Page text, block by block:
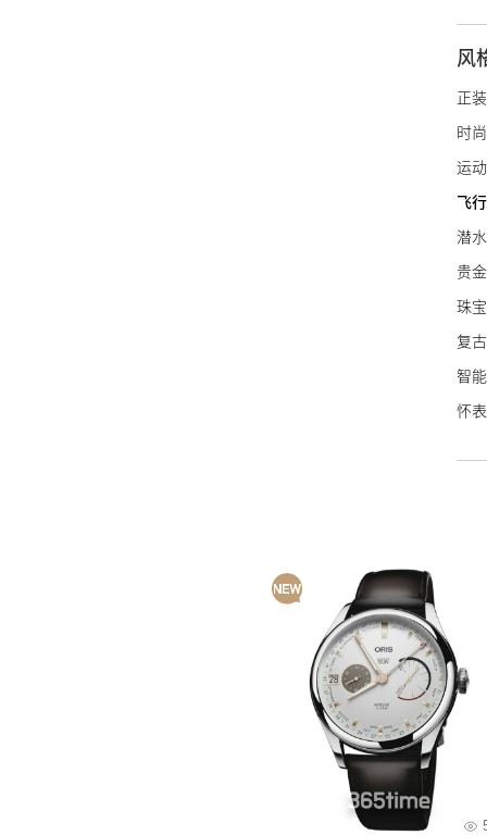
施
阿
帝舵
浪琴
雷达
万
泰
艾美
宝
波尔
豪
美度
卡
风
正装
时
运
飞
潜水
贵
珠宝
复古
智能
怀表